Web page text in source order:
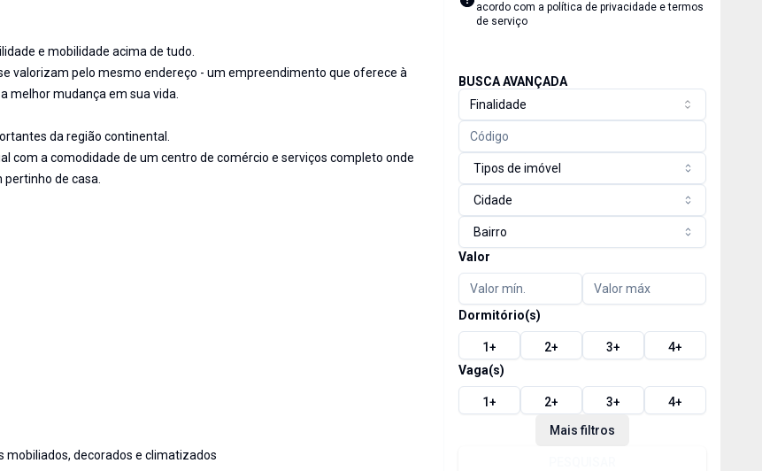
e mobilidade acima de tudo.
valorizam pelo mesmo endereço - um empreendimento que oferece à
melhor mudança em sua vida.
da região continental.
com a comodidade de um centro de comércio e serviços completo onde
de casa.
mobiliados, decorados e climatizados
acordo com a política de privacidade e termos
de serviço
BUSCA AVANÇADA
Finalidade
Tipos de imóvel
Cidade
Bairro
Valor
Dormitório(s)
1+ 2+ 3+ 4+
Vaga(s)
1+ 2+ 3+ 4+
Mais filtros